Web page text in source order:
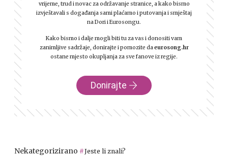
vrijeme, trud i novac za održavanje stranice, a kako bismo
izvještavali s događanja sami plaćamo i putovanja i smještaj
na Dori i Eurosongu.
Kako bismo i dalje mogli biti tu za vas i donositi vam
zanimljive sadržaje, donirajte i pomozite daeurosong.hr
ostane mjesto okupljanja za sve fanove iz regije.
Donirajte
Nekategorizirano Jeste li znali?